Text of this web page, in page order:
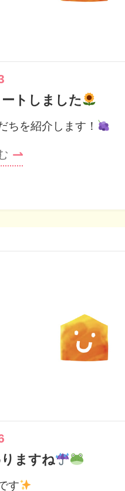
トしました
ちを紹介します！
ますね
す